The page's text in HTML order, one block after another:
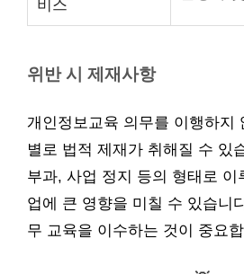
비스
위반 시 제재사항
개인정보교육 의무를 이행하지
별로 법적 제재가 취해질 수 있
부과, 사업 정지 등의 형태로 이
업에 큰 영향을 미칠 수 있습니
무 교육을 이수하는 것이 중요